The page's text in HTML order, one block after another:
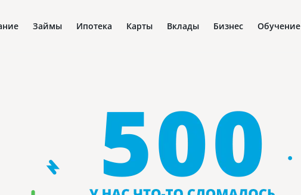
Займы Ипотека Карты Вклады Бизнес Обучение